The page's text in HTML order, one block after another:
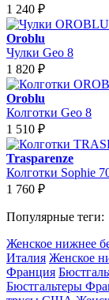
1 240 ₽
Oroblu
Чулки Geo 8
1 820 ₽
Oroblu
Колготки Geo 8
1 510 ₽
Trasparenze
Колготки Sophie
1 760 ₽
Популярные теги:
Женское нижнее
Италия Женское
Франция
Бюстгальтеры